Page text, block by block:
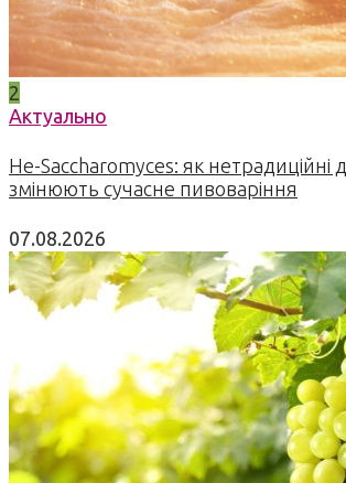
2
Актуально
Не-Saccharomyces: як нетрадиційні
змінюють сучасне пивоваріння
07.08.2026